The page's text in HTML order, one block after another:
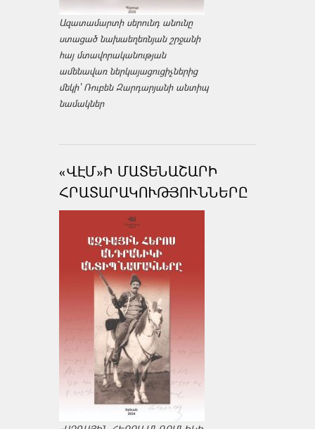
Ազատամարտի սերունդ անունը
ստացած նախաեղեռնյան շրջանի
հայ մտավորականության
ամենավառ ներկայացուցիչներից
մեկի՝ Ռուբեն Զարդարյանի անտիպ
նամակներ
«ՎԷՄ»Ի ՄԱՏԵՆԱՇԱՐԻ
ՀՐԱՏԱՐԱԿՈՒԹՅՈՒՆՆԵՐԸ